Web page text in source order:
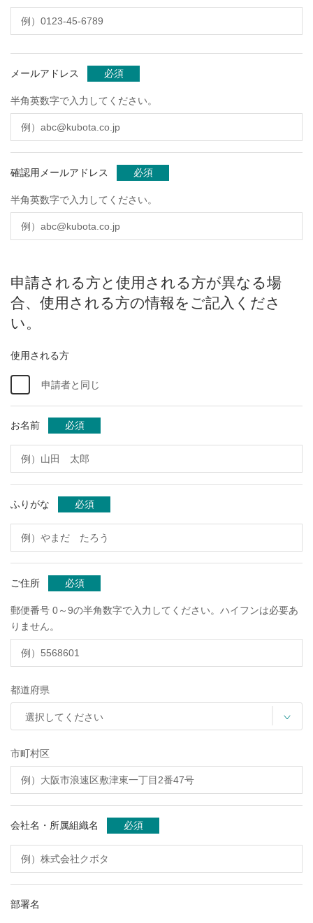
メールアドレス 必須
半角英数字で入力してください。
確認用メールアドレス 必須
半角英数字で入力してください。
申請される方と使用される方が異なる場
合、使用される方の情報をご記入くださ
い。
使用される方
申請者と同じ
お名前 必須
ふりがな 必須
ご住所 必須
郵便番号 0～9の半角数字で入力してください。ハイフンは必要あ
りません。
都道府県
市町村区
会社名・所属組織名 必須
部署名